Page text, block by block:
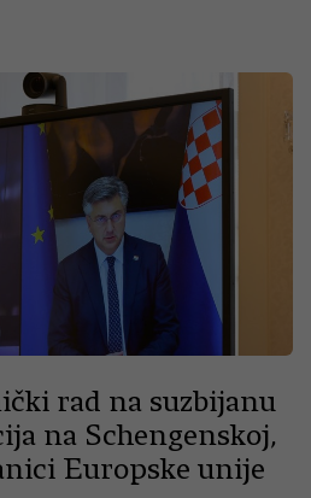
rad na suzbijanu
na Schengenskoj,
Europske unije